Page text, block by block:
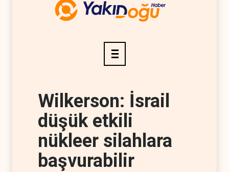
Wilkerson: İsrail
düşük etkili
nükleer silahlara
başvurabilir